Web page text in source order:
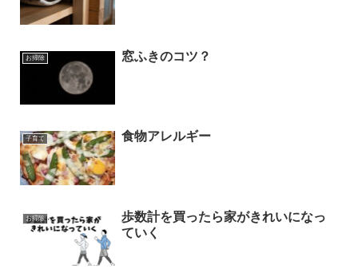
お掃除 窓ふきのコツ？
子育て 食物アレルギー
お掃除
歩数計を買ったら家がきれいになっ
ていく